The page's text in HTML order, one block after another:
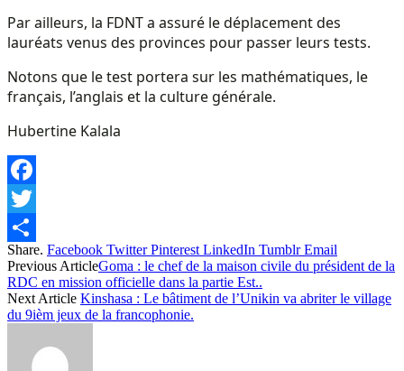
Par ailleurs, la FDNT a assuré le déplacement des
lauréats venus des provinces pour passer leurs tests.
Notons que le test portera sur les mathématiques, le
français, l’anglais et la culture générale.
Hubertine Kalala
Facebook
Twitter
Share
Share. Facebook Twitter Pinterest LinkedIn Tumblr Email
Previous ArticleGoma : le chef de la maison civile du président de la
RDC en mission officielle dans la partie Est..
Next Article Kinshasa : Le bâtiment de l’Unikin va abriter le village
du 9ièm jeux de la francophonie.